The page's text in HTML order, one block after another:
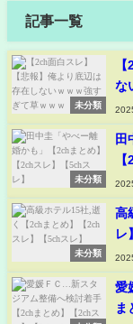
記事一覧
未分類
な
未分類
田
未分類
高
レ
愛
ま